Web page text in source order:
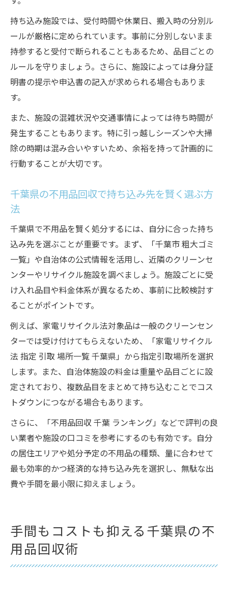
持ち込み施設では、受付時間や休業日、搬入時の分別ル
ールが厳格に定められています。事前に分別しないまま
持参すると受付で断られることもあるため、品目ごとの
ルールを守りましょう。さらに、施設によっては身分証
明書の提示や申込書の記入が求められる場合もありま
す。
また、施設の混雑状況や交通事情によっては待ち時間が
発生することもあります。特に引っ越しシーズンや大掃
除の時期は混み合いやすいため、余裕を持って計画的に
行動することが大切です。
千葉県の不用品回収で持ち込み先を賢く選ぶ方
法
千葉県で不用品を賢く処分するには、自分に合った持ち
込み先を選ぶことが重要です。まず、「千葉市 粗大ゴミ
一覧」や自治体の公式情報を活用し、近隣のクリーンセ
ンターやリサイクル施設を調べましょう。施設ごとに受
け入れ品目や料金体系が異なるため、事前に比較検討す
ることがポイントです。
例えば、家電リサイクル法対象品は一般のクリーンセン
ターでは受け付けてもらえないため、「家電リサイクル
法 指定 引取 場所一覧 千葉県」から指定引取場所を選択
します。また、自治体施設の料金は重量や品目ごとに設
定されており、複数品目をまとめて持ち込むことでコス
トダウンにつながる場合もあります。
さらに、「不用品回収 千葉 ランキング」などで評判の良
い業者や施設の口コミを参考にするのも有効です。自分
の居住エリアや処分予定の不用品の種類、量に合わせて
最も効率的かつ経済的な持ち込み先を選択し、無駄な出
費や手間を最小限に抑えましょう。
手間もコストも抑える千葉県の不
用品回収術
ご相談・お問い合わせはこちら